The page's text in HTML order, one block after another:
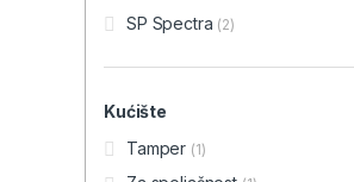
SP Spectra (2)
Kućište
Tamper (1)